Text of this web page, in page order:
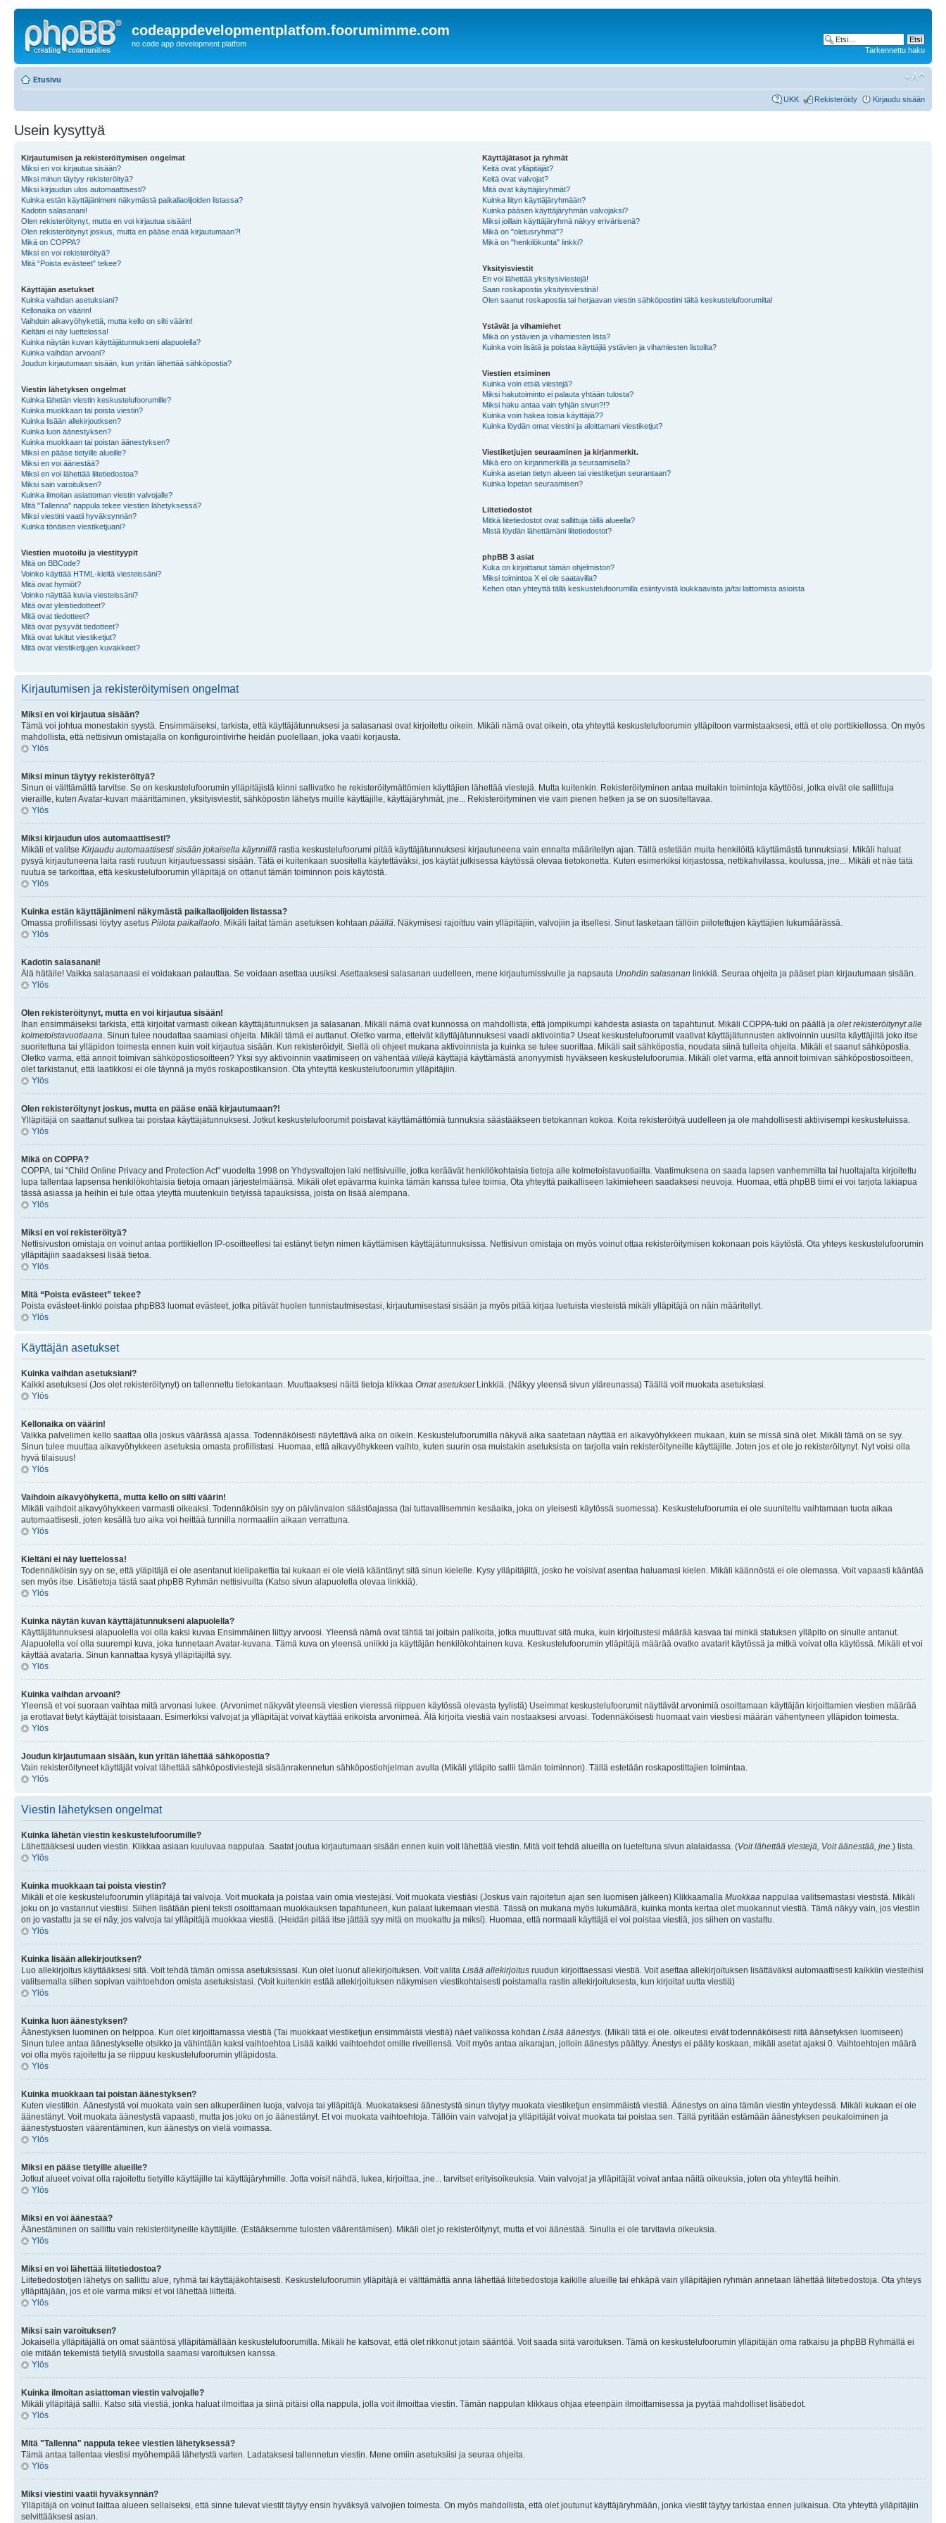
codeappdevelopmentplatfom.foorumimme.com
no code app development platfom
Tarkennettu haku
Etusivu
UKK Rekisteröidy Kirjaudu sisään
Usein kysyttyä
Kirjautumisen ja rekisteröitymisen ongelmat
Miksi en voi kirjautua sisään?
Miksi minun täytyy rekisteröityä?
Miksi kirjaudun ulos automaattisesti?
Kuinka estän käyttäjänimeni näkymästä paikallaolijoiden listassa?
Kadotin salasanani!
Olen rekisteröitynyt, mutta en voi kirjautua sisään!
Olen rekisteröitynyt joskus, mutta en pääse enää kirjautumaan?!
Mikä on COPPA?
Miksi en voi rekisteröityä?
Mitä “Poista evästeet” tekee?
Käyttäjän asetukset
Kuinka vaihdan asetuksiani?
Kellonaika on väärin!
Vaihdoin aikavyöhykettä, mutta kello on silti väärin!
Kieltäni ei näy luettelossa!
Kuinka näytän kuvan käyttäjätunnukseni alapuolella?
Kuinka vaihdan arvoani?
Joudun kirjautumaan sisään, kun yritän lähettää sähköpostia?
Viestin lähetyksen ongelmat
Kuinka lähetän viestin keskustelufoorumille?
Kuinka muokkaan tai poista viestin?
Kuinka lisään allekirjoutksen?
Kuinka luon äänestyksen?
Kuinka muokkaan tai poistan äänestyksen?
Miksi en pääse tietyille alueille?
Miksi en voi äänestää?
Miksi en voi lähettää liitetiedostoa?
Miksi sain varoituksen?
Kuinka ilmoitan asiattoman viestin valvojalle?
Mitä "Tallenna" nappula tekee viestien lähetyksessä?
Miksi viestini vaatii hyväksynnän?
Kuinka tönäisen viestiketjuani?
Viestien muotoilu ja viestityypit
Mitä on BBCode?
Voinko käyttää HTML-kieltä viesteissäni?
Mitä ovat hymiöt?
Voinko näyttää kuvia viesteissäni?
Mitä ovat yleistiedotteet?
Mitä ovat tiedotteet?
Mitä ovat pysyvät tiedotteet?
Mitä ovat lukitut viestiketjut?
Mitä ovat viestiketjujen kuvakkeet?
Käyttäjätasot ja ryhmät
Keitä ovat ylläpitäjät?
Keitä ovat valvojat?
Mitä ovat käyttäjäryhmät?
Kuinka liityn käyttäjäryhmään?
Kuinka pääsen käyttäjäryhmän valvojaksi?
Miksi joillain käyttäjäryhmä näkyy erivärisenä?
Mikä on "oletusryhmä"?
Mikä on "henkilökunta" linkki?
Yksityisviestit
En voi lähettää yksitysiviestejä!
Saan roskapostia yksityisviestinä!
Olen saanut roskapostia tai herjaavan viestin sähköpostiini tältä keskustelufoorumilta!
Ystävät ja vihamiehet
Mikä on ystävien ja vihamiesten lista?
Kuinka voin lisätä ja poistaa käyttäjiä ystävien ja vihamiesten listoilta?
Viestien etsiminen
Kuinka voin etsiä viestejä?
Miksi hakutoiminto ei palauta yhtään tulosta?
Miksi haku antaa vain tyhjän sivun?!?
Kuinka voin hakea toisia käyttäjiä??
Kuinka löydän omat viestini ja aloittamani viestiketjut?
Viestiketjujen seuraaminen ja kirjanmerkit.
Mikä ero on kirjanmerkillä ja seuraamisella?
Kuinka asetan tietyn alueen tai viestiketjun seurantaan?
Kuinka lopetan seuraamisen?
Liitetiedostot
Mitkä liitetiedostot ovat sallittuja tällä alueella?
Mistä löydän lähettämäni liitetiedostot?
phpBB 3 asiat
Kuka on kirjoittanut tämän ohjelmiston?
Miksi toimintoa X ei ole saatavilla?
Kehen otan yhteyttä tällä keskustelufoorumilla esiintyvistä loukkaavista ja/tai laittomista asioista
Kirjautumisen ja rekisteröitymisen ongelmat
Miksi en voi kirjautua sisään?
Tämä voi johtua monestakin syystä. Ensimmäiseksi, tarkista, että käyttäjätunnuksesi ja salasanasi ovat kirjoitettu oikein. Mikäli nämä ovat oikein, ota yhteyttä keskustelufoorumin ylläpitoon varmistaaksesi, että et ole porttikiellossa. On myös
mahdollista, että nettisivun omistajalla on konfigurointivirhe heidän puolellaan, joka vaatii korjausta.
Ylös
Miksi minun täytyy rekisteröityä?
Sinun ei välttämättä tarvitse. Se on keskustelufoorumin ylläpitäjistä kiinni sallivatko he rekisteröitymättömien käyttäjien lähettää viestejä. Mutta kuitenkin. Rekisteröityminen antaa muitakin toimintoja käyttöösi, jotka eivät ole sallittuja
vieraille, kuten Avatar-kuvan määrittäminen, yksityisviestit, sähköpostin lähetys muille käyttäjille, käyttäjäryhmät, jne... Rekisteröityminen vie vain pienen hetken ja se on suositeltavaa.
Ylös
Miksi kirjaudun ulos automaattisesti?
Mikäli et valitse Kirjaudu automaattisesti sisään jokaisella käynnillä rastia keskustelufoorumi pitää käyttäjätunnuksesi kirjautuneena vain ennalta määritellyn ajan. Tällä estetään muita henkilöitä käyttämästä tunnuksiasi. Mikäli haluat
pysyä kirjautuneena laita rasti ruutuun kirjautuessassi sisään. Tätä ei kuitenkaan suositella käytettäväksi, jos käytät julkisessa käytössä olevaa tietokonetta. Kuten esimerkiksi kirjastossa, nettikahvilassa, koulussa, jne... Mikäli et näe tätä
ruutua se tarkoittaa, että keskustelufoorumin ylläpitäjä on ottanut tämän toiminnon pois käytöstä.
Ylös
Kuinka estän käyttäjänimeni näkymästä paikallaolijoiden listassa?
Omassa profiilissasi löytyy asetus Piilota paikallaolo . Mikäli laitat tämän asetuksen kohtaan päällä . Näkymisesi rajoittuu vain ylläpitäjiin, valvojiin ja itsellesi. Sinut lasketaan tällöin piilotettujen käyttäjien lukumäärässä.
Ylös
Kadotin salasanani!
Älä hätäile! Vaikka salasanaasi ei voidakaan palauttaa. Se voidaan asettaa uusiksi. Asettaaksesi salasanan uudelleen, mene kirjautumissivulle ja napsauta Unohdin salasanan linkkiä. Seuraa ohjeita ja pääset pian kirjautumaan sisään.
Ylös
Olen rekisteröitynyt, mutta en voi kirjautua sisään!
Ihan ensimmäiseksi tarkista, että kirjoitat varmasti oikean käyttäjätunnuksen ja salasanan. Mikäli nämä ovat kunnossa on mahdollista, että jompikumpi kahdesta asiasta on tapahtunut. Mikäli COPPA-tuki on päällä ja olet rekisteröitynyt alle
kolmetoistavuotiaana . Sinun tulee noudattaa saamiasi ohjeita. Mikäli tämä ei auttanut. Oletko varma, etteivät käyttäjätunnuksesi vaadi aktivointia? Useat keskustelufoorumit vaativat käyttäjätunnusten aktivoinnin uusilta käyttäjiltä joko itse
suoritettuna tai ylläpidon toimesta ennen kuin voit kirjautua sisään. Kun rekisteröidyit. Siellä oli ohjeet mukana aktivoinnista ja kuinka se tulee suorittaa. Mikäli sait sähköpostia, noudata siinä tulleita ohjeita. Mikäli et saanut sähköpostia.
Oletko varma, että annoit toimivan sähköpostiosoitteen? Yksi syy aktivoinnin vaatimiseen on vähentää villejä käyttäjiä käyttämästä anonyymisti hyväkseen keskustelufoorumia. Mikäli olet varma, että annoit toimivan sähköpostiosoitteen,
olet tarkistanut, että laatikkosi ei ole täynnä ja myös roskapostikansion. Ota yhteyttä keskustelufoorumin ylläpitäjiin.
Ylös
Olen rekisteröitynyt joskus, mutta en pääse enää kirjautumaan?!
Ylläpitäjä on saattanut sulkea tai poistaa käyttäjätunnuksesi. Jotkut keskustelufoorumit poistavat käyttämättömiä tunnuksia säästääkseen tietokannan kokoa. Koita rekisteröityä uudelleen ja ole mahdollisesti aktiivisempi keskusteluissa.
Ylös
Mikä on COPPA?
COPPA, tai "Child Online Privacy and Protection Act" vuodelta 1998 on Yhdysvaltojen laki nettisivuille, jotka keräävät henkilökohtaisia tietoja alle kolmetoistavuotiailta. Vaatimuksena on saada lapsen vanhemmilta tai huoltajalta kirjoitettu
lupa tallentaa lapsensa henkilökohtaisia tietoja omaan järjestelmäänsä. Mikäli olet epävarma kuinka tämän kanssa tulee toimia, Ota yhteyttä paikalliseen lakimieheen saadaksesi neuvoja. Huomaa, että phpBB tiimi ei voi tarjota lakiapua
tässä asiassa ja heihin ei tule ottaa yteyttä muutenkuin tietyissä tapauksissa, joista on lisää alempana.
Ylös
Miksi en voi rekisteröityä?
Nettisivuston omistaja on voinut antaa porttikiellon IP-osoitteellesi tai estänyt tietyn nimen käyttämisen käyttäjätunnuksissa. Nettisivun omistaja on myös voinut ottaa rekisteröitymisen kokonaan pois käytöstä. Ota yhteys keskustelufoorumin
ylläpitäjiin saadaksesi lisää tietoa.
Ylös
Mitä “Poista evästeet” tekee?
Poista evästeet-linkki poistaa phpBB3 luomat evästeet, jotka pitävät huolen tunnistautmisestasi, kirjautumisestasi sisään ja myös pitää kirjaa luetuista viesteistä mikäli ylläpitäjä on näin määritellyt.
Ylös
Käyttäjän asetukset
Kuinka vaihdan asetuksiani?
Kaikki asetuksesi (Jos olet rekisteröitynyt) on tallennettu tietokantaan. Muuttaaksesi näitä tietoja klikkaa Omat asetuksetLinkkiä. (Näkyy yleensä sivun yläreunassa) Täällä voit muokata asetuksiasi.
Ylös
Kellonaika on väärin!
Vaikka palvelimen kello saattaa olla joskus väärässä ajassa. Todennäköisesti näytettävä aika on oikein. Keskustelufoorumilla näkyvä aika saatetaan näyttää eri aikavyöhykkeen mukaan, kuin se missä sinä olet. Mikäli tämä on se syy.
Sinun tulee muuttaa aikavyöhykkeen asetuksia omasta profiilistasi. Huomaa, että aikavyöhykkeen vaihto, kuten suurin osa muistakin asetuksista on tarjolla vain rekisteröityneille käyttäjille. Joten jos et ole jo rekisteröitynyt. Nyt voisi olla
hyvä tilaisuus!
Ylös
Vaihdoin aikavyöhykettä, mutta kello on silti väärin!
Mikäli vaihdoit aikavyöhykkeen varmasti oikeaksi. Todennäköisin syy on päivänvalon säästöajassa (tai tuttavallisemmin kesäaika, joka on yleisesti käytössä suomessa). Keskustelufoorumia ei ole suuniteltu vaihtamaan tuota aikaa
automaattisesti, joten kesällä tuo aika voi heittää tunnilla normaaliin aikaan verrattuna.
Ylös
Kieltäni ei näy luettelossa!
Todennäköisin syy on se, että yläpitäjä ei ole asentanut kielipakettia tai kukaan ei ole vielä kääntänyt sitä sinun kielelle. Kysy ylläpitäjiltä, josko he voisivat asentaa haluamasi kielen. Mikäli käännöstä ei ole olemassa. Voit vapaasti kääntää
sen myös itse. Lisätietoja tästä saat phpBB Ryhmän nettisivuilta (Katso sivun alapuolella olevaa linkkiä).
Ylös
Kuinka näytän kuvan käyttäjätunnukseni alapuolella?
Käyttäjätunnuksesi alapuolella voi olla kaksi kuvaa Ensimmäinen liittyy arvoosi. Yleensä nämä ovat tähtiä tai joitain palikoita, jotka muuttuvat sitä muka, kuin kirjoitustesi määrää kasvaa tai minkä statuksen ylläpito on sinulle antanut.
Alapuolella voi olla suurempi kuva, joka tunnetaan Avatar-kuvana. Tämä kuva on yleensä uniikki ja käyttäjän henkilökohtainen kuva. Keskustelufoorumin ylläpitäjä määrää ovatko avatarit käytössä ja mitkä voivat olla käytössä. Mikäli et voi
käyttää avataria. Sinun kannattaa kysyä ylläpitäjiltä syy.
Ylös
Kuinka vaihdan arvoani?
Yleensä et voi suoraan vaihtaa mitä arvonasi lukee. (Arvonimet näkyvät yleensä viestien vieressä riippuen käytössä olevasta tyylistä) Useimmat keskustelufoorumit näyttävät arvonimiä osoittamaan käyttäjän kirjoittamien viestien määrää
ja erottavat tietyt käyttäjät toisistaaan. Esimerkiksi valvojat ja ylläpitäjät voivat käyttää erikoista arvonimeä. Älä kirjoita viestiä vain nostaaksesi arvoasi. Todennäköisesti huomaat vain viestiesi määrän vähentyneen ylläpidon toimesta.
Ylös
Joudun kirjautumaan sisään, kun yritän lähettää sähköpostia?
Vain rekisteröityneet käyttäjät voivat lähettää sähköpostiviestejä sisäänrakennetun sähköpostiohjelman avulla (Mikäli ylläpito sallii tämän toiminnon). Tällä estetään roskapostittajien toimintaa.
Ylös
Viestin lähetyksen ongelmat
Kuinka lähetän viestin keskustelufoorumille?
Lähettääksesi uuden viestin. Klikkaa asiaan kuuluvaa nappulaa. Saatat joutua kirjautumaan sisään ennen kuin voit lähettää viestin. Mitä voit tehdä alueilla on lueteltuna sivun alalaidassa. (Voit lähettää viestejä, Voit äänestää, jne. ) lista.
Ylös
Kuinka muokkaan tai poista viestin?
Mikäli et ole keskustelufoorumin ylläpitäjä tai valvoja. Voit muokata ja poistaa vain omia viestejäsi. Voit muokata viestiäsi (Joskus vain rajoitetun ajan sen luomisen jälkeen) Klikkaamalla Muokkaa nappulaa valitsemastasi viestistä. Mikäli
joku on jo vastannut viestiisi. Siihen lisätään pieni teksti osoittamaan muokkauksen tapahtuneen, kun palaat lukemaan viestiä. Tässä on mukana myös lukumäärä, kuinka monta kertaa olet muokannut viestiä. Tämä näkyy vain, jos viestiin
on jo vastattu ja se ei näy, jos valvoja tai ylläpitäjä muokkaa viestiä. (Heidän pitää itse jättää syy mitä on muokattu ja miksi). Huomaa, että normaali käyttäjä ei voi poistaa viestiä, jos siihen on vastattu.
Ylös
Kuinka lisään allekirjoutksen?
Luo allekirjoitus käyttääksesi sitä. Voit tehdä tämän omissa asetuksissasi. Kun olet luonut allekirjoituksen. Voit valita Lisää allekirjoitus ruudun kirjoittaessasi viestiä. Voit asettaa allekirjoituksen lisättäväksi automaattisesti kaikkiin viesteihisi
valitsemalla siihen sopivan vaihtoehdon omista asetuksistasi. (Voit kuitenkin estää allekirjoituksen näkymisen viestikohtaisesti poistamalla rastin allekirjoituksesta, kun kirjoitat uutta viestiä)
Ylös
Kuinka luon äänestyksen?
Äänestyksen luominen on helppoa. Kun olet kirjoittamassa viestiä (Tai muokkaat viestiketjun ensimmäistä viestiä) näet valikossa kohdan Lisää äänestys . (Mikäli tätä ei ole. oikeutesi eivät todennäköisesti riitä äänsetyksen luomiseen)
Sinun tulee antaa äänestykselle otsikko ja vähintään kaksi vaihtoehtoa Lisää kaikki vaihtoehdot omille riveillensä. Voit myös antaa aikarajan, jolloin äänestys päättyy. Änestys ei pääty koskaan, mikäli asetat ajaksi 0. Vaihtoehtojen määrä
voi olla myös rajoitettu ja se riippuu keskustelufoorumin ylläpidosta.
Ylös
Kuinka muokkaan tai poistan äänestyksen?
Kuten viestitkin. Äänestystä voi muokata vain sen alkuperäinen luoja, valvoja tai ylläpitäjä. Muokataksesi äänestystä sinun täytyy muokata viestiketjun ensimmäistä viestiä. Äänestys on aina tämän viestin yhteydessä. Mikäli kukaan ei ole
äänestänyt. Voit muokata äänestystä vapaasti, mutta jos joku on jo äänestänyt. Et voi muokata vaihtoehtoja. Tällöin vain valvojat ja ylläpitäjät voivat muokata tai poistaa sen. Tällä pyritään estämään äänestyksen peukaloiminen ja
äänestystuosten väärentäminen, kun äänestys on vielä voimassa.
Ylös
Miksi en pääse tietyille alueille?
Jotkut alueet voivat olla rajoitettu tietyille käyttäjille tai käyttäjäryhmille. Jotta voisit nähdä, lukea, kirjoittaa, jne... tarvitset erityisoikeuksia. Vain valvojat ja ylläpitäjät voivat antaa näitä oikeuksia, joten ota yhteyttä heihin.
Ylös
Miksi en voi äänestää?
Äänestäminen on sallittu vain rekisteröityneille käyttäjille. (Estääksemme tulosten väärentämisen). Mikäli olet jo rekisteröitynyt, mutta et voi äänestää. Sinulla ei ole tarvitavia oikeuksia.
Ylös
Miksi en voi lähettää liitetiedostoa?
Liitetiedostotjen lähetys on sallittu alue, ryhmä tai käyttäjäkohtaisesti. Keskustelufoorumin ylläpitäjä ei välttämättä anna lähettää liitetiedostoja kaikille alueille tai ehkäpä vain ylläpitäjien ryhmän annetaan lähettää liitetiedostoja. Ota yhteys
ylläpitäjään, jos et ole varma miksi et voi lähettää liitteitä.
Ylös
Miksi sain varoituksen?
Jokaisella ylläpitäjällä on omat sääntösä ylläpitämällään keskustelufoorumilla. Mikäli he katsovat, että olet rikkonut jotain sääntöä. Voit saada siitä varoituksen. Tämä on keskustelufoorumin ylläpitäjän oma ratkaisu ja phpBB Ryhmällä ei
ole mitään tekemistä tietyllä sivustolla saamasi varoituksen kanssa.
Ylös
Kuinka ilmoitan asiattoman viestin valvojalle?
Mikäli ylläpitäjä sallii. Katso sitä viestiä, jonka haluat ilmoittaa ja siinä pitäisi olla nappula, jolla voit ilmoittaa viestin. Tämän nappulan klikkaus ohjaa eteenpäin ilmoittamisessa ja pyytää mahdolliset lisätiedot.
Ylös
Mitä "Tallenna" nappula tekee viestien lähetyksessä?
Tämä antaa tallentaa viestisi myöhempää lähetystä varten. Ladataksesi tallennetun viestin. Mene omiin asetuksiisi ja seuraa ohjeita.
Ylös
Miksi viestini vaatii hyväksynnän?
Ylläpitäjä on voinut laittaa alueen sellaiseksi, että sinne tulevat viestit täytyy ensin hyväksyä valvojien toimesta. On myös mahdollista, että olet joutunut käyttäjäryhmään, jonka viestit täytyy tarkistaa ennen julkaisua. Ota yhteyttä ylläpitäjiin
selvittääksesi asian.